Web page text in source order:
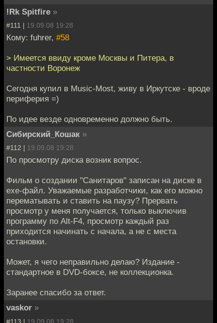
!Rk Spitfire »
#111 | 19.09.08 19:28
Кому: fuhrer, #58
> Имеется ввиду кроме Москвы и Питера, в
частности Воронеж
Сегодня купил в Music-Most, живу в Иркутске - вроде
периферия =)
По идее везде одновременно должно быть.
Сибирский_Кошак »
#112 | 19.09.08 19:28
По просмотру диска возник вопрос.
Фильм о создании "Санитаров" записан на диске в
exe-файл. Уважаемые разработчики, как его можно
перематывать и ставить на паузу? Прервать
просмотр у меня получается, только выключив
программу по Alt-F4, просмотр каждый раз
приходится начинать с начала, а не с места
остановки.
Может, я чего неправильно делаю? Издание -
стандартное в DVD-боксе, не коллекционка.
Заранее спасибо за ответ.
vaskor »
#113 | 19.09.08 19:28